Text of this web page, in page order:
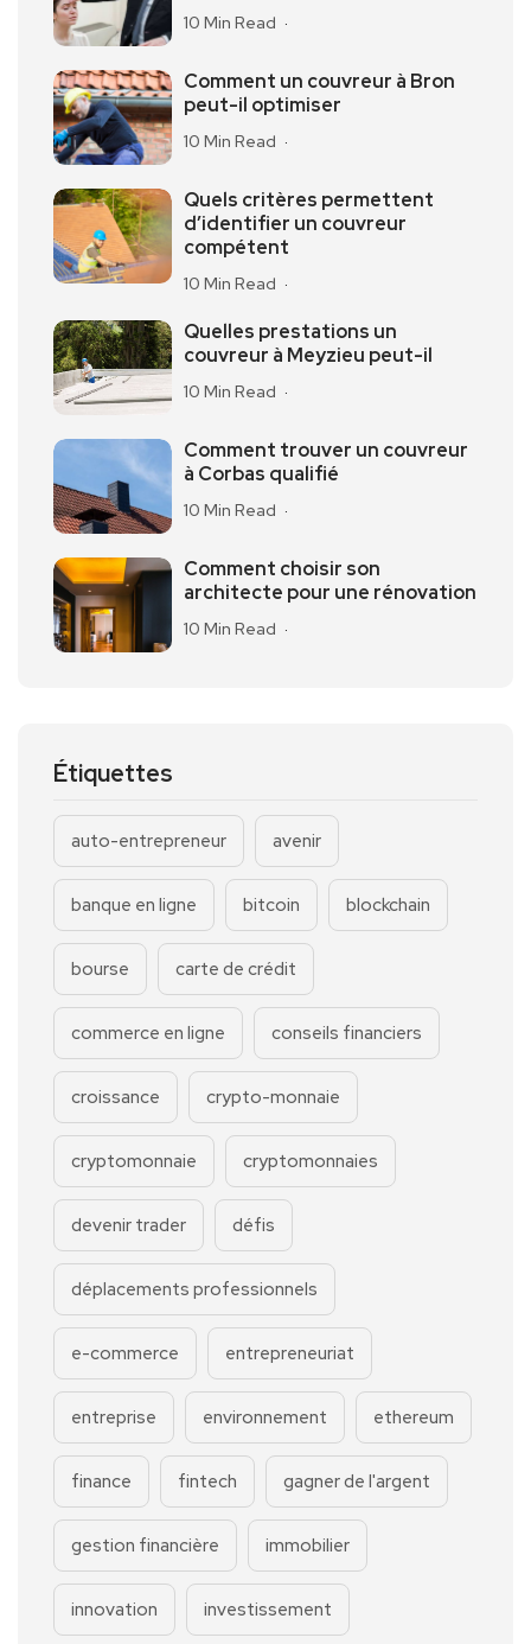
10 Min Read
Comment un couvreur à Bron
peut-il optimiser
10 Min Read
Quels critères permettent
d’identifier un couvreur
compétent
10 Min Read
Quelles prestations un
couvreur à Meyzieu peut-il
10 Min Read
Comment trouver un couvreur
à Corbas qualifié
10 Min Read
Comment choisir son
architecte pour une rénovation
10 Min Read
Étiquettes
auto-entrepreneur avenir
banque en ligne bitcoin blockchain
bourse carte de crédit
commerce en ligne conseils financiers
croissance crypto-monnaie
cryptomonnaie cryptomonnaies
devenir trader défis
déplacements professionnels
e-commerce entrepreneuriat
entreprise environnement ethereum
finance fintech gagner de l'argent
gestion financière immobilier
innovation investissement